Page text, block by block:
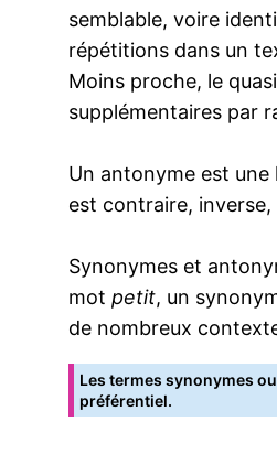
semblable, voire
répétitions dans un
Moins proche, le
supplémentaires par
Un antonyme est
est contraire,
Synonymes et
mot petit, un
de nombreux
Les termes synonymes
préférentiel.